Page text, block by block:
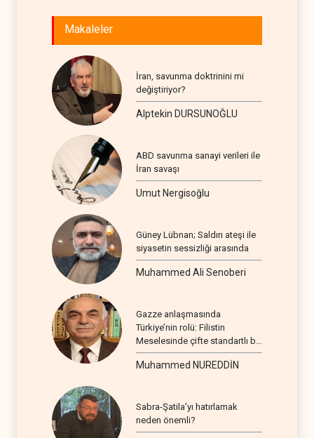
Makaleler
İran, savunma doktrinini mi
değiştiriyor?
Alptekin DURSUNOĞLU
ABD savunma sanayi verileri ile
İran savaşı
Umut Nergisoğlu
Güney Lübnan; Saldırı ateşi ile
siyasetin sessizliği arasında
Muhammed Ali Senoberi
Gazze anlaşmasında
Türkiye’nin rolü: Filistin
Meselesinde çifte standartlı bir
seyir
Muhammed NUREDDİN
Sabra-Şatila’yı hatırlamak
neden önemli?